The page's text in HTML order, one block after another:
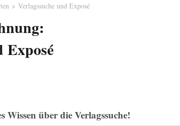
Verlagssuche und Exposé
Exposé
Wissen über die Verlagssuche!